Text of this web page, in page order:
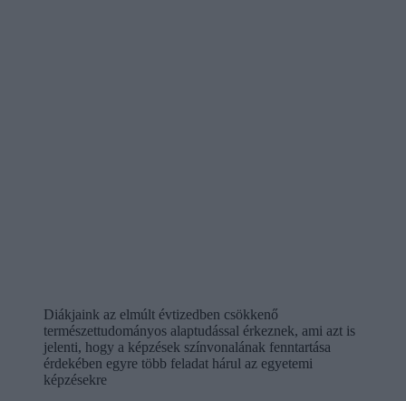
Diákjaink az elmúlt évtizedben csökkenő
természettudományos alaptudással érkeznek, ami azt is
jelenti, hogy a képzések színvonalának fenntartása
érdekében egyre több feladat hárul az egyetemi
képzésekre